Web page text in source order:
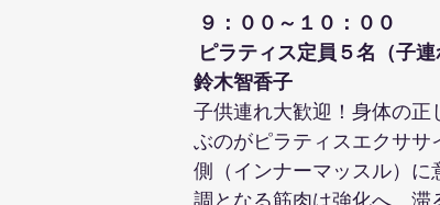
解剖学セミナー スポーツウェアSALE
ダンス オリジナルパーカー
９：００～１０：００
ピラティス定員５名（子連
鈴木智香子
子供連れ大歓迎！身体の正
ぶのがピラティスエクササ
側（インナーマッスル）に